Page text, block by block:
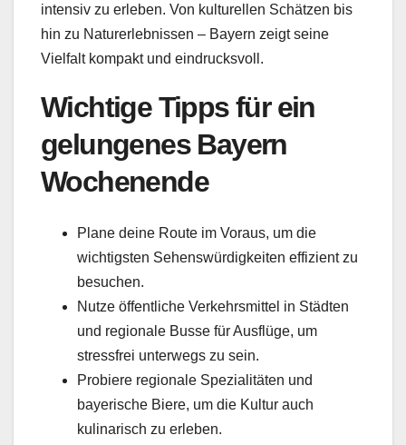
intensiv zu erleben. Von kulturellen Schätzen bis
hin zu Naturerlebnissen – Bayern zeigt seine
Vielfalt kompakt und eindrucksvoll.
Wichtige Tipps für ein
gelungenes Bayern
Wochenende
Plane deine Route im Voraus, um die
wichtigsten Sehenswürdigkeiten effizient zu
besuchen.
Nutze öffentliche Verkehrsmittel in Städten
und regionale Busse für Ausflüge, um
stressfrei unterwegs zu sein.
Probiere regionale Spezialitäten und
bayerische Biere, um die Kultur auch
kulinarisch zu erleben.